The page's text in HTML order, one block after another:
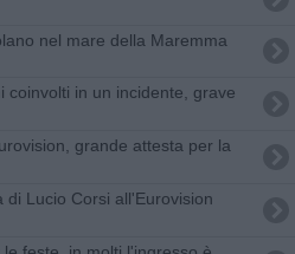
nel mare della Maremma
coinvolti in un incidente, grave
grande attesta per la
di Lucio Corsi all'Eurovision